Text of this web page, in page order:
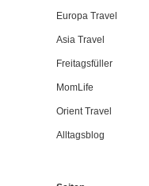
Europa Travel
Asia Travel
Freitagsfüller
MomLife
Orient Travel
Alltagsblog